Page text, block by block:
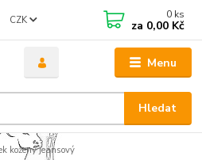
Menu
CZK
Hledat
0 ks
za 0,00 Kč
kožený jeansový